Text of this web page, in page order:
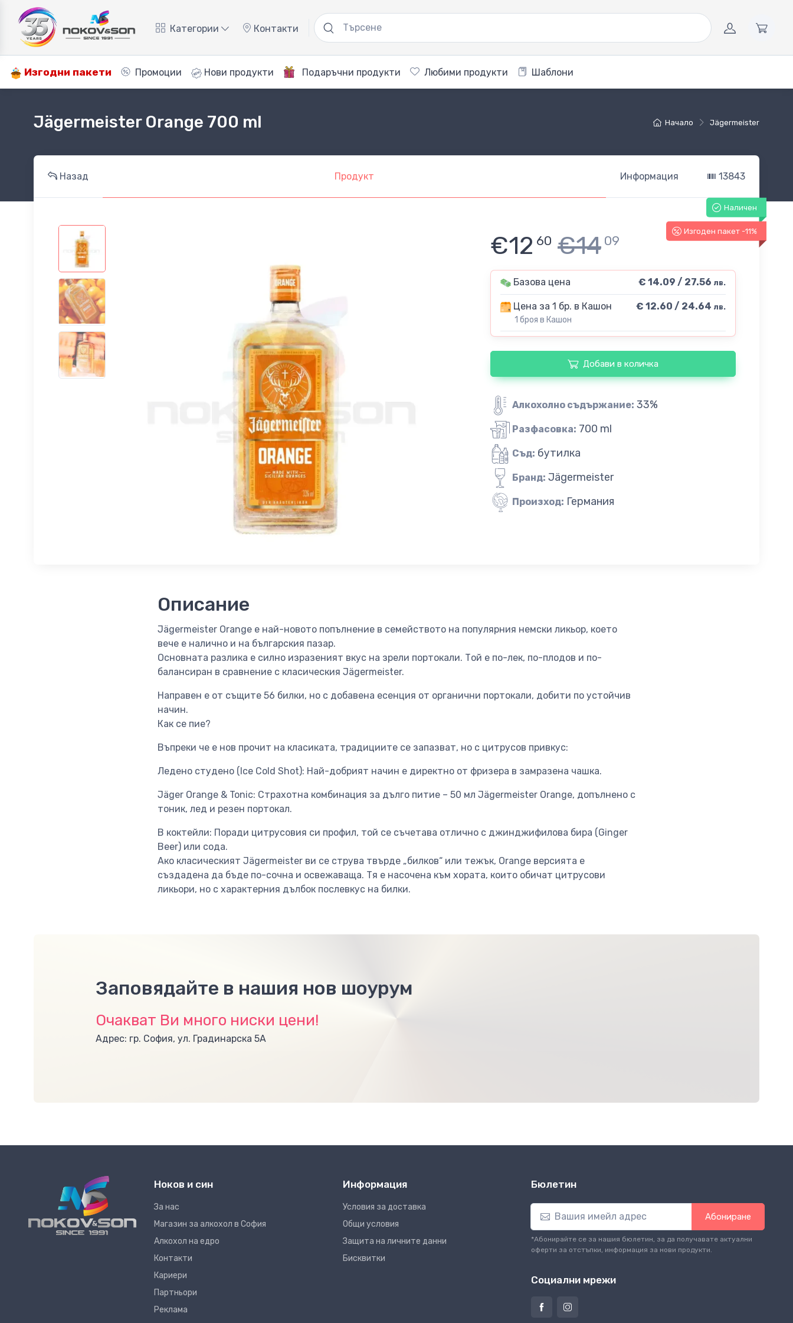
Категории Контакти
Изгодни пакети Промоции Нови продукти Подаръчни продукти Любими продукти Шаблони
Начало Jägermeister
Jägermeister Orange 700 ml
Назад Продукт Информация 13843
Наличен
Изгоден пакет -11%
€12 60 €14 09
Базова цена € 14.09 / 27.56 лв.
Цена за 1 бр. в Кашон
1 броя в Кашон
€ 12.60 / 24.64 лв.
Добави в количка
Алкохолно съдържание: 33%
Разфасовка: 700 ml
Съд: бутилка
Бранд: Jägermeister
Произход: Германия
Описание
Jägermeister Orange е най-новото попълнение в семейството на популярния немски ликьор, което
вече е налично и на българския пазар.
Основната разлика е силно изразеният вкус на зрели портокали. Той е по-лек, по-плодов и по-
балансиран в сравнение с класическия Jägermeister.
Направен е от същите 56 билки, но с добавена есенция от органични портокали, добити по устойчив
начин.
Как се пие?
Въпреки че е нов прочит на класиката, традициите се запазват, но с цитрусов привкус:
Ледено студено (Ice Cold Shot): Най-добрият начин е директно от фризера в замразена чашка.
Jäger Orange & Tonic: Страхотна комбинация за дълго питие – 50 мл Jägermeister Orange, допълнено с
тоник, лед и резен портокал.
В коктейли: Поради цитрусовия си профил, той се съчетава отлично с джинджифилова бира (Ginger
Beer) или сода.
Ако класическият Jägermeister ви се струва твърде „билков“ или тежък, Orange версията е
създадена да бъде по-сочна и освежаваща. Тя е насочена към хората, които обичат цитрусови
ликьори, но с характерния дълбок послевкус на билки.
Заповядайте в нашия нов шоурум
Очакват Ви много ниски цени!
Адрес: гр. София, ул. Градинарска 5А
Ноков и син
За нас
Магазин за алкохол в София
Алкохол на едро
Контакти
Кариери
Партньори
Реклама
Информация
Условия за доставка
Общи условия
Защита на личните данни
Бисквитки
Бюлетин
Абониране
*Абонирайте се за нашия бюлетин, за да получавате актуални
оферти за отстъпки, информация за нови продукти.
Социални мрежи